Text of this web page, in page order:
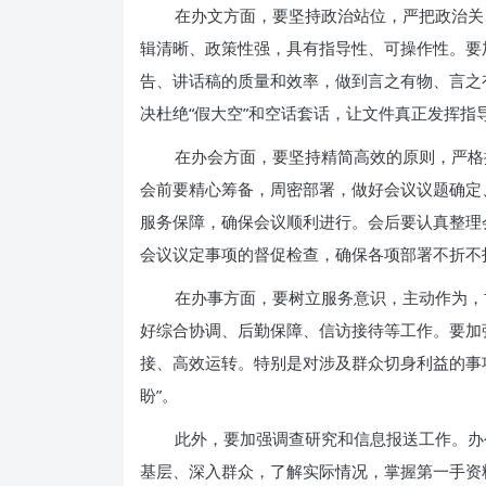
在办文方面，要坚持政治站位，严把政治
辑清晰、政策性强，具有指导性、可操作性。
告、讲话稿的质量和效率，做到言之有物、言
决杜绝“假大空”和空话套话，让文件真正发挥
在办会方面，要坚持精简高效的原则，严
会前要精心筹备，周密部署，做好会议议题确
服务保障，确保会议顺利进行。会后要认真整
会议议定事项的督促检查，确保各项部署不折
在办事方面，要树立服务意识，主动作为
好综合协调、后勤保障、信访接待等工作。要
接、高效运转。特别是对涉及群众切身利益的
盼”。
此外，要加强调查研究和信息报送工作。
基层、深入群众，了解实际情况，掌握第一手